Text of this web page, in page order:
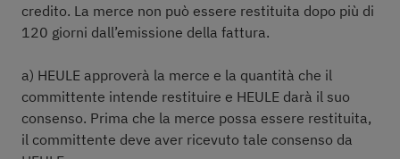
credito. La merce non può essere restituita dopo più di
120 giorni dall’emissione della fattura.
a) HEULE approverà la merce e la quantità che il
committente intende restituire e HEULE darà il suo
consenso. Prima che la merce possa essere restituita,
il committente deve aver ricevuto tale consenso da